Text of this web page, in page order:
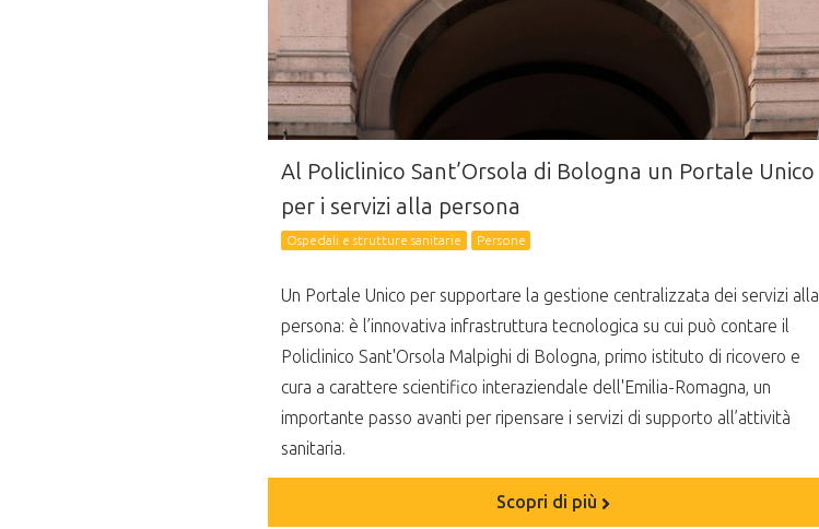
Al Policlinico Sant’Orsola di Bologna un Portale Unico
per i servizi alla persona
Ospedali e strutture sanitarie Persone
Un Portale Unico per supportare la gestione centralizzata dei servizi alla
persona: è l’innovativa infrastruttura tecnologica su cui può contare il
Policlinico Sant'Orsola Malpighi di Bologna, primo istituto di ricovero e
cura a carattere scientifico interaziendale dell'Emilia-Romagna, un
importante passo avanti per ripensare i servizi di supporto all’attività
sanitaria.
Scopri di più